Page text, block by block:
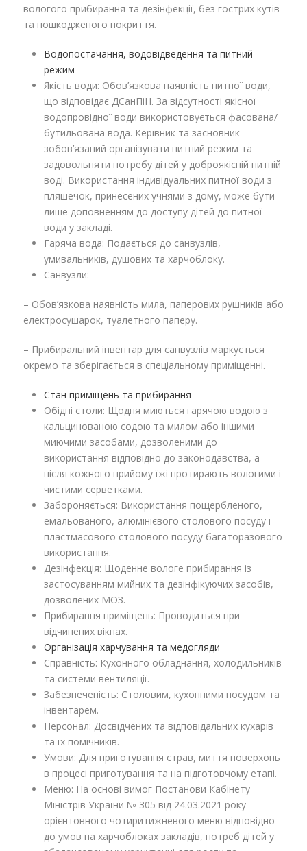
вологого прибирання та дезінфекції, без гострих кутів
та пошкодженого покриття.
Водопостачання, водовідведення та питний
режим
Якість води: Обов’язкова наявність питної води,
що відповідає ДСанПіН. За відсутності якісної
водопровідної води використовується фасована/
бутильована вода. Керівник та засновник
зобов’язаний організувати питний режим та
задовольняти потребу дітей у доброякісній питній
воді. Використання індивідуальних питної води з
пляшечок, принесених учнями з дому, може бути
лише доповненням до доступу дітей до питної
води у закладі.
Гаряча вода: Подається до санвузлів,
умивальників, душових та харчоблоку.
Санвузли:
– Обов’язкова наявність мила, паперових рушників або
електросушарок, туалетного паперу.
– Прибиральний інвентар для санвузлів маркується
окремо та зберігається в спеціальному приміщенні.
Стан приміщень та прибирання
Обідні столи: Щодня миються гарячою водою з
кальцинованою содою та милом або іншими
миючими засобами, дозволеними до
використання відповідно до законодавства, а
після кожного прийому їжі протирають вологими і
чистими серветками.
Забороняється: Використання пощербленого,
емальованого, алюмінієвого столового посуду і
пластмасового столового посуду багаторазового
використання.
Дезінфекція: Щоденне вологе прибирання із
застосуванням мийних та дезінфікуючих засобів,
дозволених МОЗ.
Прибирання приміщень: Проводиться при
відчинених вікнах.
Організація харчування та медогляди
Справність: Кухонного обладнання, холодильників
та системи вентиляції.
Забезпеченість: Столовим, кухонними посудом та
інвентарем.
Персонал: Досвідчених та відповідальних кухарів
та їх помічників.
Умови: Для приготування страв, миття поверхонь
в процесі приготування та на підготовчому етапі.
Меню: На основі вимог Постанови Кабінету
Міністрів України № 305 від 24.03.2021 року
орієнтовного чотиритижневого меню відповідно
до умов на харчоблоках закладів, потреб дітей у